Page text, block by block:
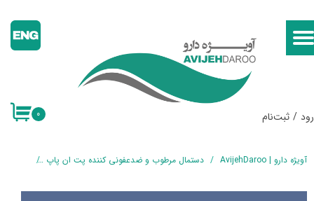
۰ / ثبت‌نام
حساب کاربری من
تغییر گذر واژه
آویژه دارو | AvijehDaroo دستمال مرطوب و ضدعفونی کننده پت ان پاپ